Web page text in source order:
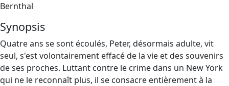
Bernthal
Synopsis
Quatre ans se sont écoulés, Peter, désormais adulte, vit
seul, s'est volontairement effacé de la vie et des souvenirs
de ses proches. Luttant contre le crime dans un New York
qui ne le reconnaît plus, il se consacre entièrement à la